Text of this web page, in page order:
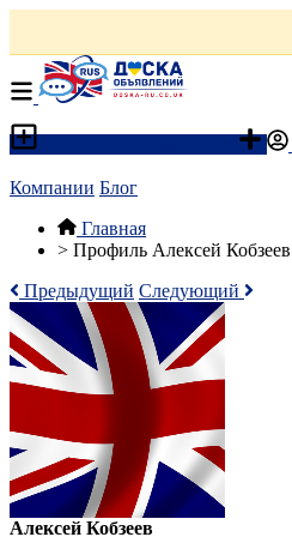
Компании Блог
Главная
> Профиль Алексей Кобзеев
Предыдущий Следующий
Алексей Кобзеев